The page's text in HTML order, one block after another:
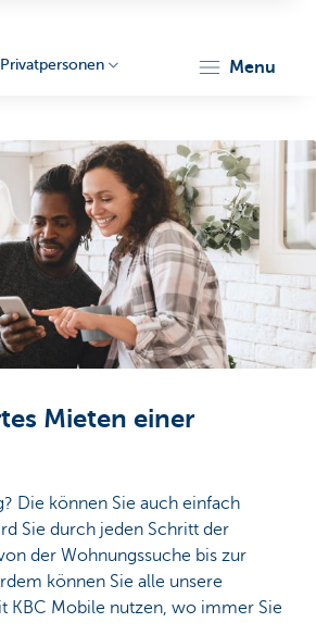
Privatpersonen menu
Mieten einer
Die können Sie auch einfach
Sie durch jeden Schritt der
der Wohnungssuche bis zur
können Sie alle unsere
KBC Mobile nutzen, wo immer Sie